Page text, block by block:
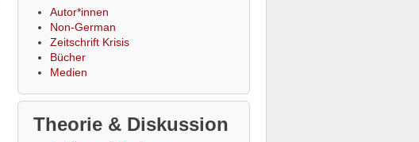
Autor*innen
Non-German
Zeitschrift Krisis
Bücher
Medien
Theorie & Diskussion